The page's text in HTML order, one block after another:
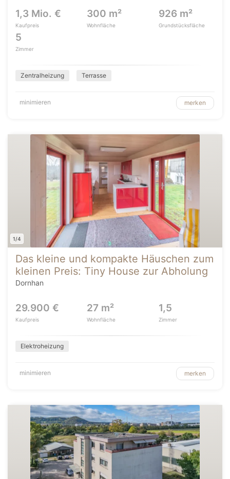
1,3 Mio. €
Kaufpreis
300 m²
Wohnfläche
926 m²
Grundstücksfläche
5
Zimmer
Zentralheizung Terrasse
minimieren merken
1/4
Das kleine und kompakte Häuschen zum
kleinen Preis: Tiny House zur Abholung
Dornhan
29.900 €
Kaufpreis
27 m²
Wohnfläche
1,5
Zimmer
Elektroheizung
minimieren merken